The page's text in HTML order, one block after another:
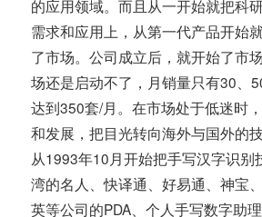
的应用领域。而且从一开始就把科
需求和应用上，从第一代产品开始
了市场。公司成立后，就开始了市
场还是启动不了，月销量只有30、
达到350套/月。在市场处于低迷时
和发展，把目光转向海外与国外的技
从1993年10月开始把手写汉字识别
湾的名人、快译通、好易通、神宝
英等公司的PDA、个人手写数字助